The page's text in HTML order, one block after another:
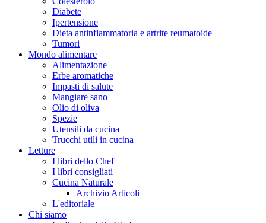
Diabete
Ipertensione
Dieta antinfiammatoria e artrite reumatoide
Tumori
Mondo alimentare
Alimentazione
Erbe aromatiche
Impasti di salute
Mangiare sano
Olio di oliva
Spezie
Utensili da cucina
Trucchi utili in cucina
Letture
I libri dello Chef
I libri consigliati
Cucina Naturale
Archivio Articoli
L'editoriale
Chi siamo